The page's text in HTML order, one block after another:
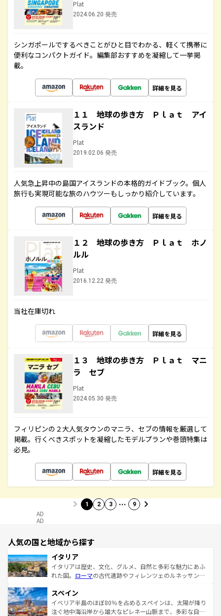
Plat
2024.06.20 発売
シンガポールでするべきことがひと目でわかる、軽くて携帯に
便利なコンパクトガイド。編集部おすすめを凝縮して一挙掲
載。
詳細を見る
１１ 地球の歩き方 Ｐｌａｔ アイ
スランド
Plat
2019.02.06 発売
人気急上昇中の島国アイスランドの本格的ガイドブック。個人
旅行も実現可能な旅のハウツーもしっかり紹介しています。
詳細を見る
１２ 地球の歩き方 Ｐｌａｔ ホノ
ルル
Plat
2016.12.22 発売
当社在庫切れ
詳細を見る
１３ 地球の歩き方 Ｐｌａｔ マニ
ラ セブ
Plat
2024.05.30 発売
フィリピンの２大人気タウンのマニラ、セブの情報を厳選して
掲載。行くべきスポットを凝縮したモデルプランや巻頭特集は
必見。
詳細を見る
1 2 3 … 9
AD
AD
人気の国と地域から探す
イタリア
イタリアは歴史、文化、グルメ、自然と多彩な魅力にあふ
れた国。 ローマの古代遺跡やフィレンツェのルネッサンス
ろん、トスカーナの美しい田園風景やアマルフィ海岸の絶
景など、自然景観も見逃せない。観光の合間には、本場の
ピザやパスタなど、絶品のイタリア料理を堪能することも
スペイン
イベリア半島のほぼ80％を占めるスペインは、太陽が降り
注ぐ地中海沿岸から雄大なピレネー山脈まで、多彩な自然